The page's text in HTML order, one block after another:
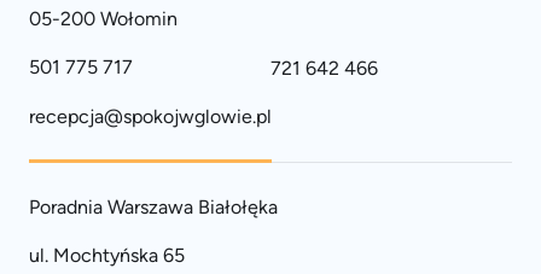
05-200 Wołomin
501 775 717 721 642 466
recepcja@spokojwglowie.pl
Poradnia Warszawa Białołęka
ul. Mochtyńska 65